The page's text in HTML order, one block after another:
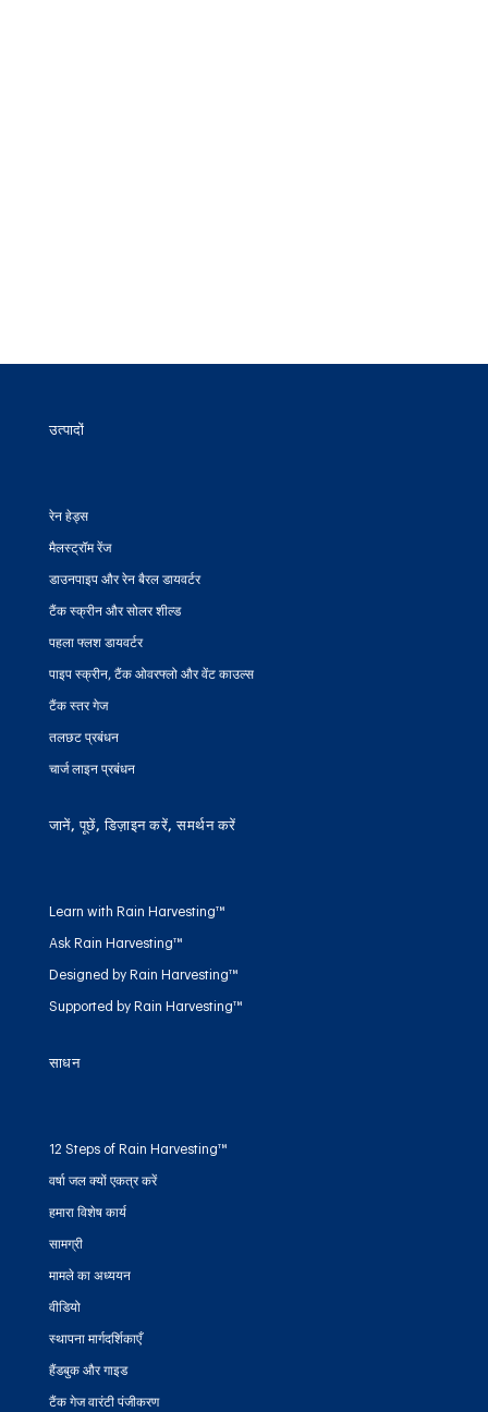
उत्पादों
रेन हेड्स
मैलस्ट्रॉम रेंज
डाउनपाइप और रेन बैरल डायवर्टर
टैंक स्क्रीन और सोलर शील्ड
पहला फ्लश डायवर्टर
पाइप स्क्रीन, टैंक ओवरफ्लो और वेंट काउल्स
टैंक स्तर गेज
तलछट प्रबंधन
चार्ज लाइन प्रबंधन
जानें, पूछें, डिज़ाइन करें, समर्थन करें
Learn with Rain Harvesting™
Ask Rain Harvesting™
Designed by Rain Harvesting™
Supported by Rain Harvesting™
साधन
12 Steps of Rain Harvesting™
वर्षा जल क्यों एकत्र करें
हमारा विशेष कार्य
सामग्री
मामले का अध्ययन
वीडियो
स्थापना मार्गदर्शिकाएँ
हैंडबुक और गाइड
टैंक गेज वारंटी पंजीकरण